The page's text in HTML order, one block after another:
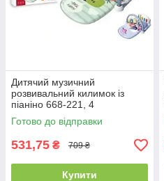
Дитячий музичний
розвивальний килимок із
піаніно 668-221, 4
брязкальця, дзеркальце,
мелодії
Готово до відправки
531,75 ₴ 709 ₴
Купити